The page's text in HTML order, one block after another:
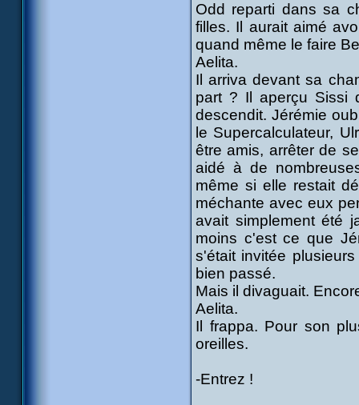
Odd reparti dans sa
filles. Il aurait aimé
quand même le faire
Aelita.
Il arriva devant sa
part ? Il aperçu Sissi
descendit. Jérémie
le Supercalculateur,
être amis, arrêter de
aidé à de
même si elle restait
méchante avec eux
avait simplement été
moins c'est ce que
s'était invitée
bien passé.
Mais il divaguait.
Aelita.
Il frappa. Pour son
oreilles.
-Entrez !